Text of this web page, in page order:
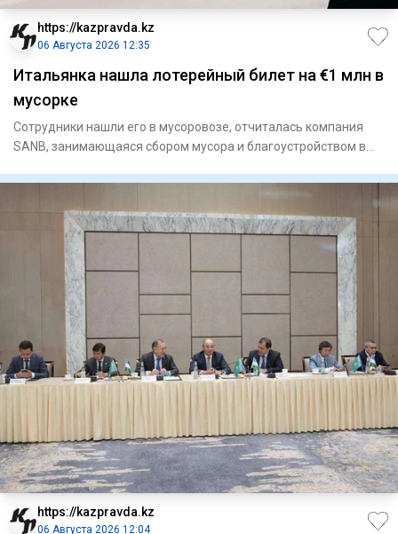
https://kazpravda.kz
06 Августа 2026 12:35
Итальянка нашла лотерейный билет на €1 млн в
мусорке
Сотрудники нашли его в мусоровозе, отчиталась компания
SANB, занимающаяся сбором мусора и благоустройством в
https://kazpravda.kz
06 Августа 2026 12:04